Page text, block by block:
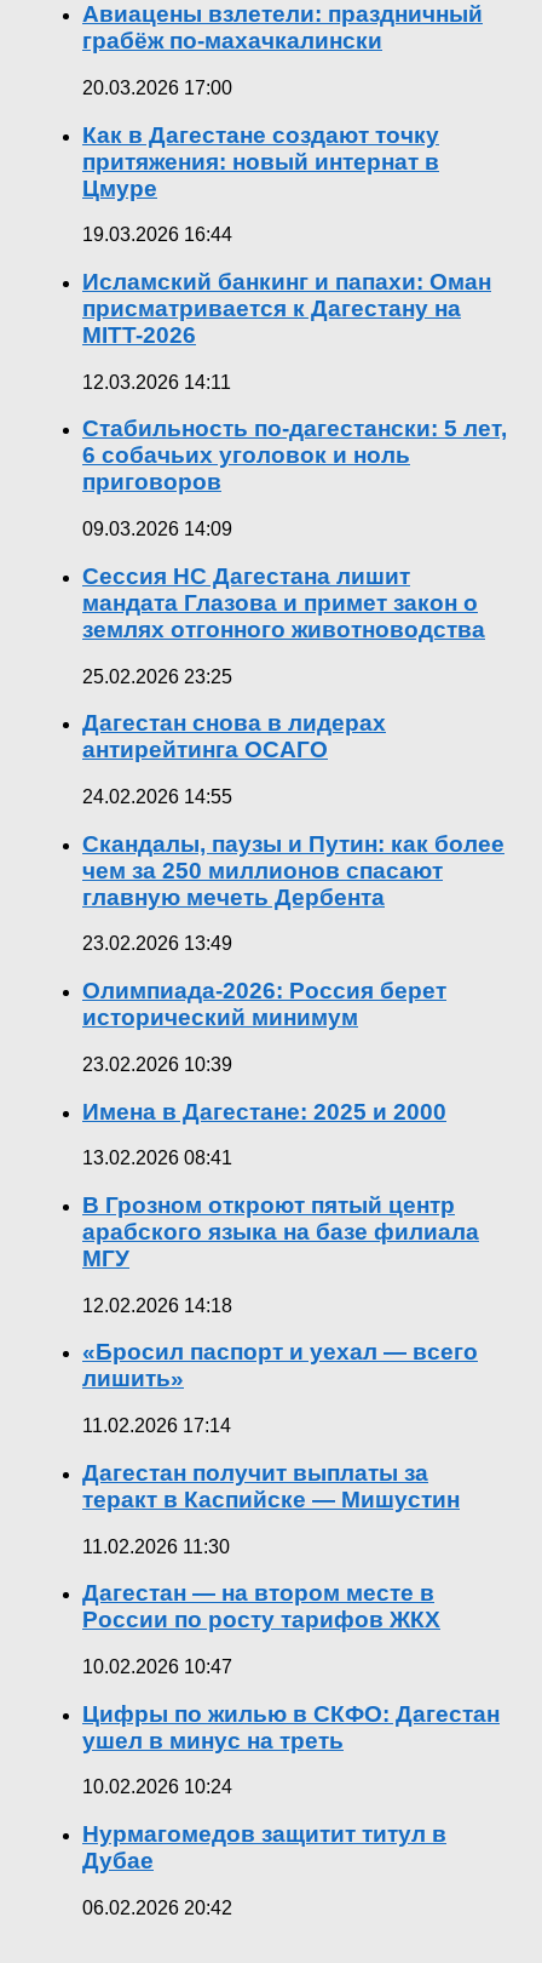
Авиацены взлетели: праздничный
грабёж по-махачкалински
20.03.2026 17:00
Как в Дагестане создают точку
притяжения: новый интернат в
Цмуре
19.03.2026 16:44
Исламский банкинг и папахи: Оман
присматривается к Дагестану на
MITT-2026
12.03.2026 14:11
Стабильность по-дагестански: 5 лет,
6 собачьих уголовок и ноль
приговоров
09.03.2026 14:09
Сессия НС Дагестана лишит
мандата Глазова и примет закон о
землях отгонного животноводства
25.02.2026 23:25
Дагестан снова в лидерах
антирейтинга ОСАГО
24.02.2026 14:55
Скандалы, паузы и Путин: как более
чем за 250 миллионов спасают
главную мечеть Дербента
23.02.2026 13:49
Олимпиада-2026: Россия берет
исторический минимум
23.02.2026 10:39
Имена в Дагестане: 2025 и 2000
13.02.2026 08:41
В Грозном откроют пятый центр
арабского языка на базе филиала
МГУ
12.02.2026 14:18
«Бросил паспорт и уехал — всего
лишить»
11.02.2026 17:14
Дагестан получит выплаты за
теракт в Каспийске — Мишустин
11.02.2026 11:30
Дагестан — на втором месте в
России по росту тарифов ЖКХ
10.02.2026 10:47
Цифры по жилью в СКФО: Дагестан
ушел в минус на треть
10.02.2026 10:24
Нурмагомедов защитит титул в
Дубае
06.02.2026 20:42